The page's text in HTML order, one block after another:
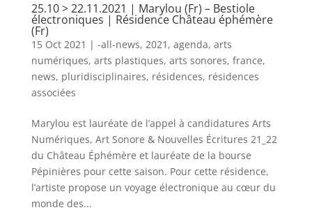
25.10 > 22.11.2021 | Marylou (Fr) – Bestiole
électroniques | Résidence Château éphémère
(Fr)
15 Oct 2021 | -all-news, 2021 , agenda, arts
numériques, arts plastiques, arts sonores, france,
news, pluridisciplinaires, résidences, résidences
associées
Marylou est lauréate de l’appel à candidatures Arts
Numériques, Art Sonore & Nouvelles Écritures 21_22
du Château Éphémère et lauréate de la bourse
Pépinières pour cette saison. Pour cette résidence,
l’artiste propose un voyage électronique au cœur du
monde des...